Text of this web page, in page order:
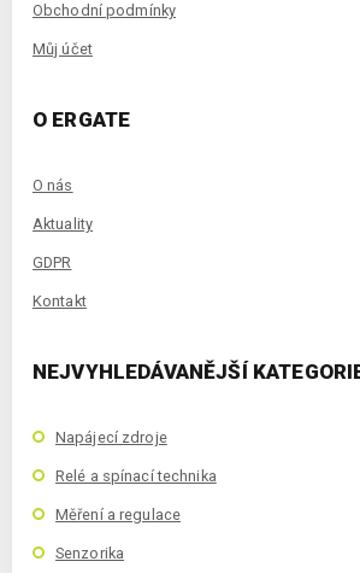
Obchodní podmínky
Můj účet
O ERGATE
O nás
Aktuality
GDPR
Kontakt
NEJVYHLEDÁVANĚJŠÍ
Napájecí zdroje
Relé a spínací technika
Měření a regulace
Senzorika